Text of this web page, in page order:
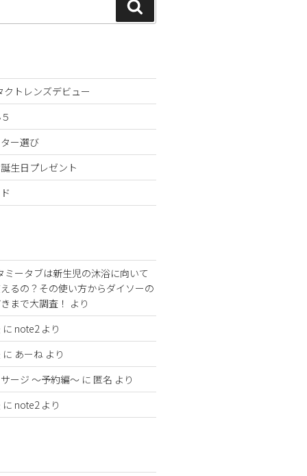
索
トレンズデビュー
ー選び
生日プレゼント
ミータブは新生児の沐浴に向いて
るの？その使い方からダイソーの
まで大調査！ より
に note2より
に あーねより
ージ 〜予約編〜に 匿名 より
に note2より